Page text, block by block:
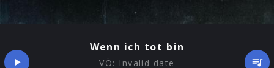
Wenn ich tot bin
VÖ: Invalid date